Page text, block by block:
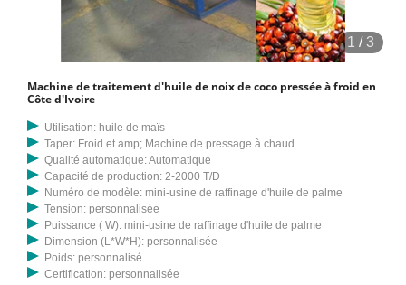
1 /3
Machine de traitement d'huile de noix de coco pressée à froid en
Côte d'Ivoire
Utilisation: huile de maïs
Taper: Froid et amp; Machine de pressage à chaud
Qualité automatique: Automatique
Capacité de production: 2-2000 T/D
Numéro de modèle: mini-usine de raffinage d'huile de palme
Tension: personnalisée
Puissance ( W): mini-usine de raffinage d'huile de palme
Dimension (L*W*H): personnalisée
Poids: personnalisé
Certification: personnalisée